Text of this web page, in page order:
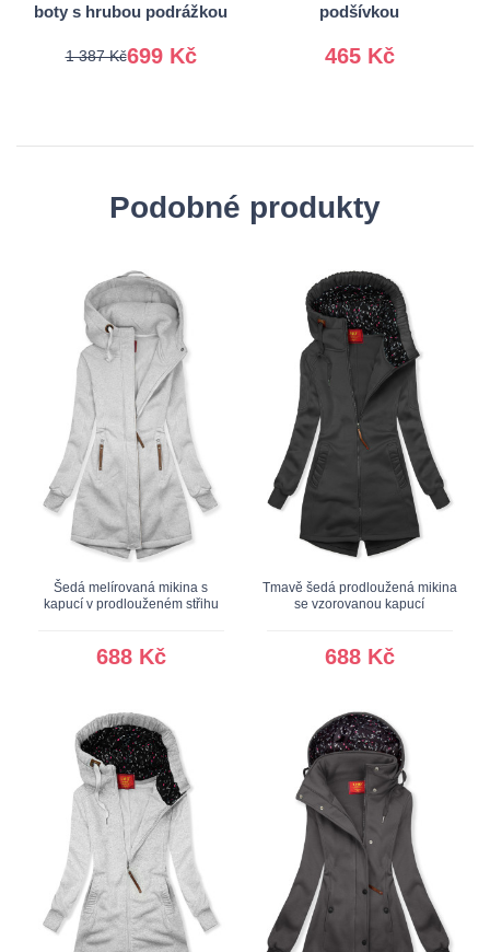
boty s hrubou podrážkou
699 Kč
1 387 Kč
podšívkou
465 Kč
Podobné produkty
Šedá melírovaná mikina s
kapucí v prodlouženém střihu
688 Kč
Tmavě šedá prodloužená mikina
se vzorovanou kapucí
688 Kč